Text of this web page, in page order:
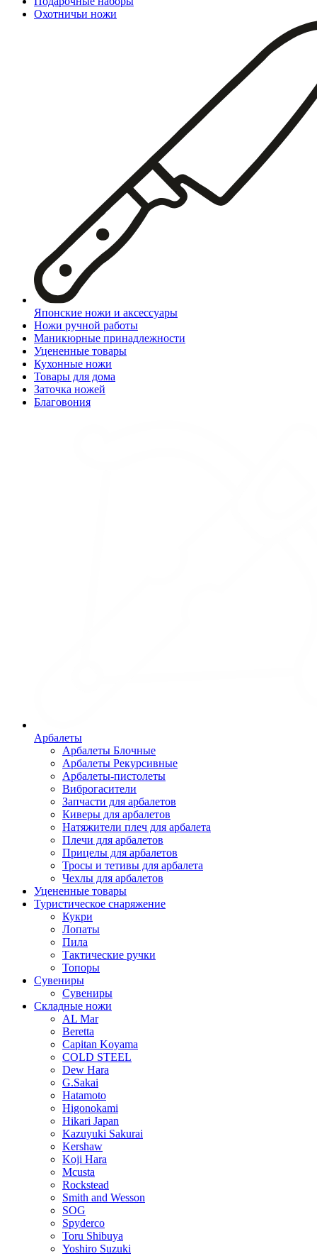
Охотничьи ножи
Японские ножи и аксессуары
Ножи ручной работы
Маникюрные принадлежности
Уцененные товары
Кухонные ножи
Товары для дома
Заточка ножей
Благовония
Арбалеты
Арбалеты Блочные
Арбалеты Рекурсивные
Арбалеты-пистолеты
Виброгасители
Запчасти для арбалетов
Киверы для арбалетов
Натяжители плеч для арбалета
Плечи для арбалетов
Прицелы для арбалетов
Тросы и тетивы для арбалета
Чехлы для арбалетов
Уцененные товары
Туристическое снаряжение
Кукри
Лопаты
Пила
Тактические ручки
Топоры
Сувениры
Сувениры
Складные ножи
AL Mar
Beretta
Capitan Koyama
COLD STEEL
Dew Hara
G.Sakai
Hatamoto
Higonokami
Hikari Japan
Kazuyuki Sakurai
Kershaw
Koji Hara
Mcusta
Rockstead
Smith and Wesson
SOG
Spyderco
Toru Shibuya
Yoshiro Suzuki